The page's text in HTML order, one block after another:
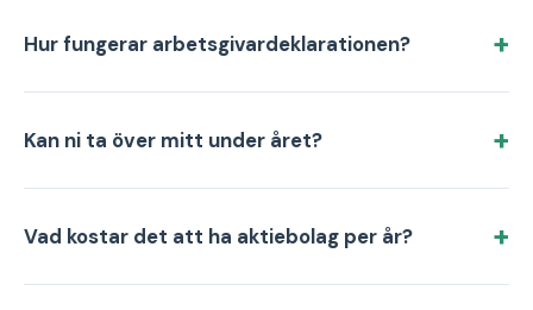
Hur fungerar arbetsgivardeklarationen?
Kan ni ta över mitt under året?
Vad kostar det att ha aktiebolag per år?